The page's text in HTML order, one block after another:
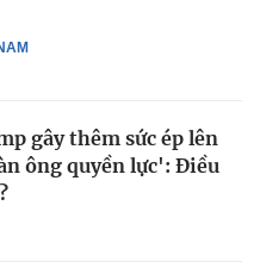
gây thêm sức ép lên
ông quyền lực': Điều